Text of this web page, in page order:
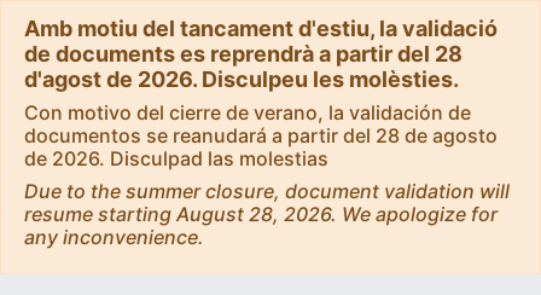
Amb motiu del tancament d'estiu, la validació
de documents es reprendrà a partir del 28
d'agost de 2026. Disculpeu les molèsties.
Con motivo del cierre de verano, la validación de
documentos se reanudará a partir del 28 de agosto
de 2026. Disculpad las molestias
Due to the summer closure, document validation will
resume starting August 28, 2026. We apologize for
any inconvenience.